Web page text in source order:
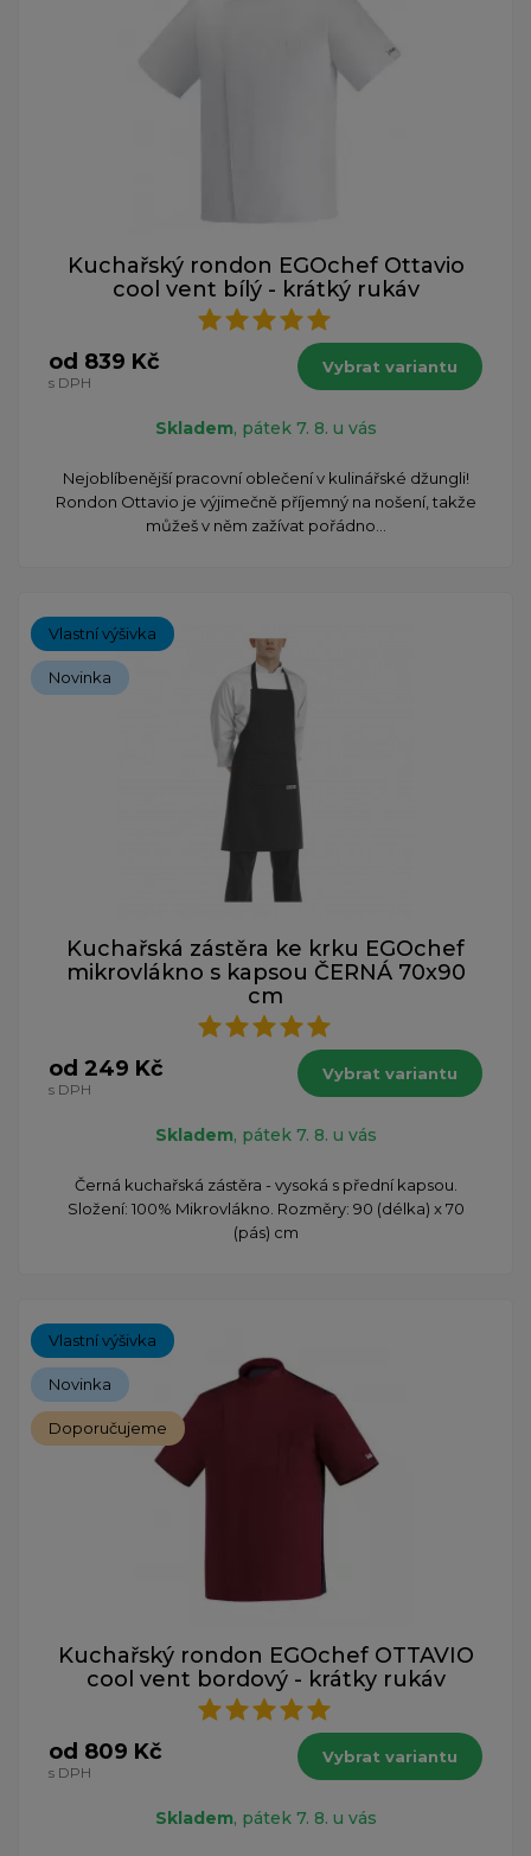
Kuchařský rondon EGOchef Ottavio
cool vent bílý - krátký rukáv
od 839 Kč
s DPH
Vybrat variantu
Skladem, pátek 7. 8. u vás
Nejoblíbenější pracovní oblečení v kulinářské džungli!
Rondon Ottavio je výjimečně příjemný na nošení, takže
můžeš v něm zažívat pořádno...
Vlastní výšivka
Novinka
Kuchařská zástěra ke krku EGOchef
mikrovlákno s kapsou ČERNÁ 70x90
cm
od 249 Kč
s DPH
Vybrat variantu
Skladem, pátek 7. 8. u vás
Černá kuchařská zástěra - vysoká s přední kapsou.
Složení: 100% Mikrovlákno. Rozměry: 90 (délka) x 70
(pás) cm
Vlastní výšivka
Novinka
Doporučujeme
Kuchařský rondon EGOchef OTTAVIO
cool vent bordový - krátky rukáv
od 809 Kč
s DPH
Vybrat variantu
Skladem, pátek 7. 8. u vás